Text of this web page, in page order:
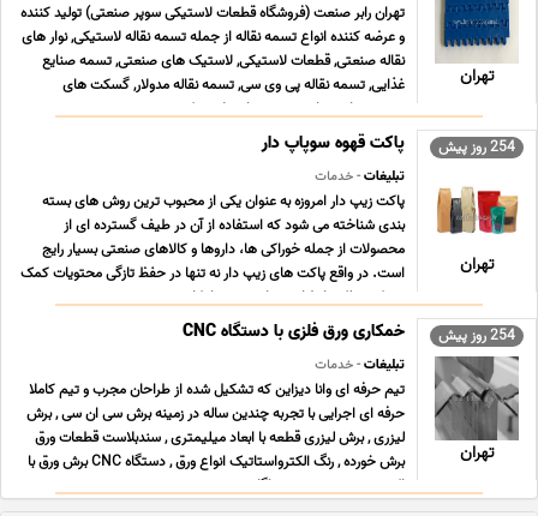
تهران
تهران رابر صنعت (فروشگاه قطعات لاستیکی سوپر صنعتی) تولید کننده
و عرضه کننده انواع تسمه نقاله از جمله تسمه نقاله لاستیکی, نوار های
نقاله صنعتی, قطعات لاستیکی, لاستیک های صنعتی, تسمه صنایع
غذایی, تسمه نقاله پی وی سی, تسمه نقاله مدولار, گسکت های
صنعتی, واشر های صنعتی, واشر لاستیکی, ... ...
254 روز پیش
تهران
پاکت قهوه سوپاپ دار
تبلیغات- خدمات
پاکت زیپ دار امروزه به عنوان یکی از محبوب ترین روش های بسته
بندی شناخته می شود که استفاده از آن در طیف گسترده ای از
محصولات از جمله خوراکی ها، داروها و کالاهای صنعتی بسیار رایج
است. در واقع پاکت های زیپ دار نه تنها در حفظ تازگی محتویات کمک
می کنند بلکه با طراحی های بهینه، امکان م ... ...
254 روز پیش
تهران
خمکاری ورق فلزی با دستگاه CNC
تبلیغات- خدمات
تیم حرفه ای وانا دیزاین که تشکیل شده از طراحان مجرب و تیم کاملا
حرفه ای اجرایی با تجربه چندین ساله در زمینه برش سی ان سی , برش
لیزری , برش لیزری قطعه با ابعاد میلیمتری , سندبلاست قطعات ورق
برش خورده , رنگ الکترواستاتیک انواع ورق , دستگاه CNC برش ورق با
اکسیژن ، هیدروژن و هواگاز , ... ...